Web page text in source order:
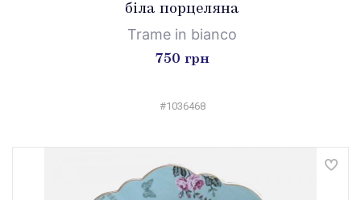
біла порцеляна
Trame in bianco
750 грн
#1036468